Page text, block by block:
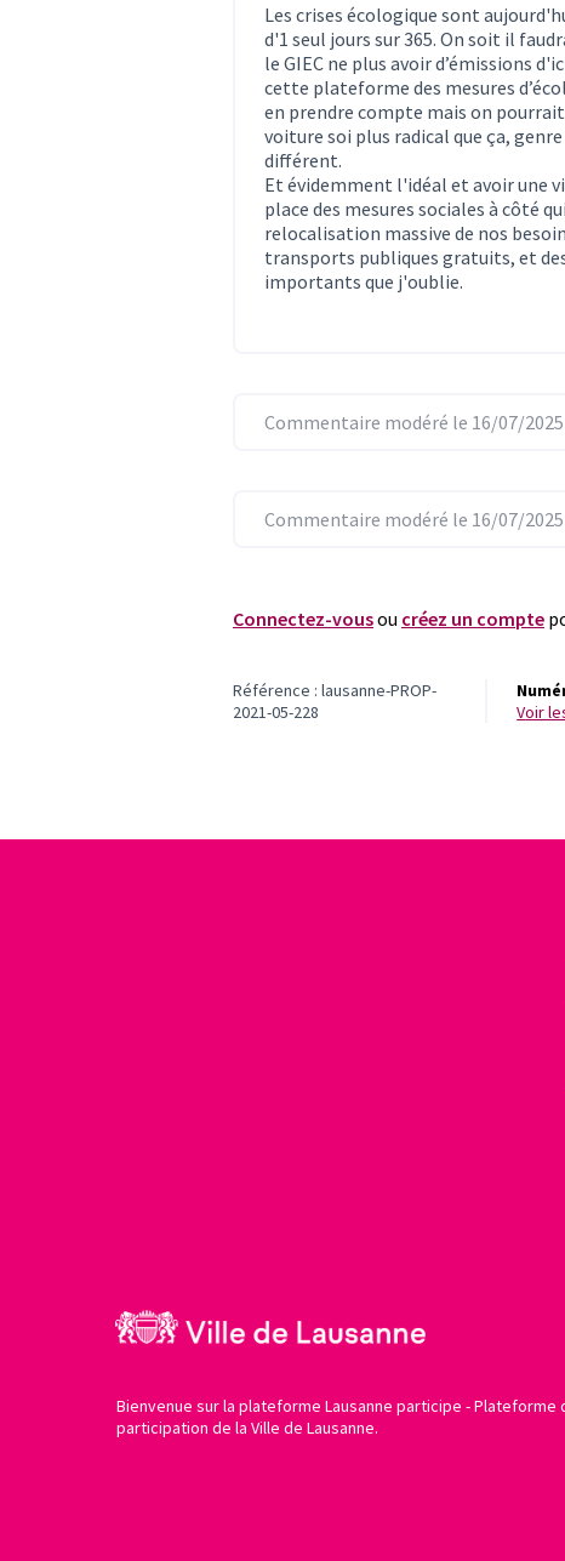
Les crises écologique sont
d'1 seul jours sur 365. On soit il
le GIEC ne plus avoir d’émissions
cette plateforme des mesures
en prendre compte mais on
voiture soi plus radical que ça,
différent.
Et évidemment l'idéal et avoir une
place des mesures sociales à côté
relocalisation massive de nos
transports publiques gratuits, et
importants que j'oublie.
Commentaire modéré le 16/07/2025
Commentaire modéré le 16/07/2025
Connectez-vousou créez un compte
Référence : lausanne-PROP-
2021-05-228
voir
Bienvenue sur la plateforme Lausanne participe - Plateforme
participation de la Ville de Lausanne.